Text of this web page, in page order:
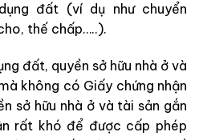
đất (ví dụ như chuyển
thế chấp…..).
đất, quyền sở hữu nhà ở và
không có Giấy chứng nhận
sở hữu nhà ở và tài sản gắn
rất khó để được cấp phép